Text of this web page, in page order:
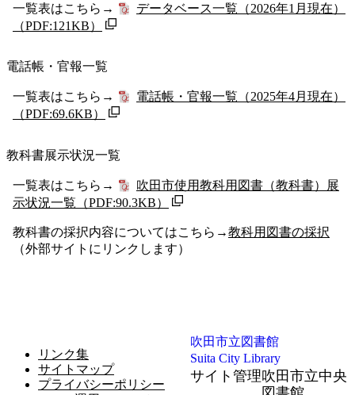
一覧表はこちら→
データベース一覧（2026年1月現在）
（PDF:121KB）
電話帳・官報一覧
一覧表はこちら→
電話帳・官報一覧（2025年4月現在）
（PDF:69.6KB）
教科書展示状況一覧
一覧表はこちら→
吹田市使用教科用図書（教科書）展
示状況一覧 （PDF:90.3KB）
教科書の採択内容についてはこちら→教科用図書の採択
（外部サイトにリンクします）
リンク集
サイトマップ
プライバシーポリシー
吹田市立図書館
Suita City Library
サイト管理吹田市立中央